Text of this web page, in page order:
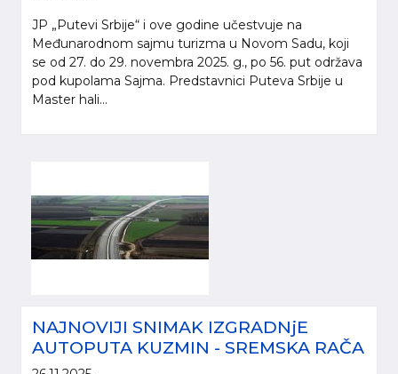
JP „Putevi Srbije“ i ove godine učestvuje na
Međunarodnom sajmu turizma u Novom Sadu, koji
se od 27. do 29. novembra 2025. g., po 56. put održava
pod kupolama Sajma. Predstavnici Puteva Srbije u
Master hali...
NAJNOVIJI SNIMAK IZGRADNjE
AUTOPUTA KUZMIN - SREMSKA RAČA